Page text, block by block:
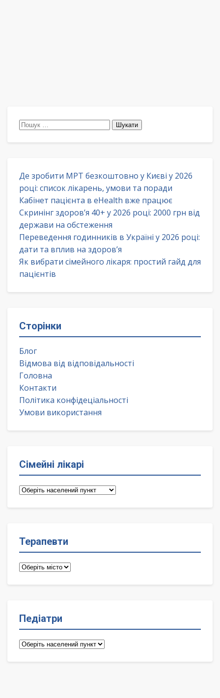
Пошук:
Де зробити МРТ безкоштовно у Києві у 2026
році: список лікарень, умови та поради
Кабінет пацієнта в eHealth вже працює
Скринінг здоров’я 40+ у 2026 році: 2000 грн від
держави на обстеження
Переведення годинників в Україні у 2026 році:
дати та вплив на здоров’я
Як вибрати сімейного лікаря: простий гайд для
пацієнтів
Сторінки
Блог
Відмова від відповідальності
Головна
Контакти
Політика конфідеціальності
Умови використання
Сімейні лікарі
Сімейні
Терапевти
Терапевти
Педіатри
Педіатри